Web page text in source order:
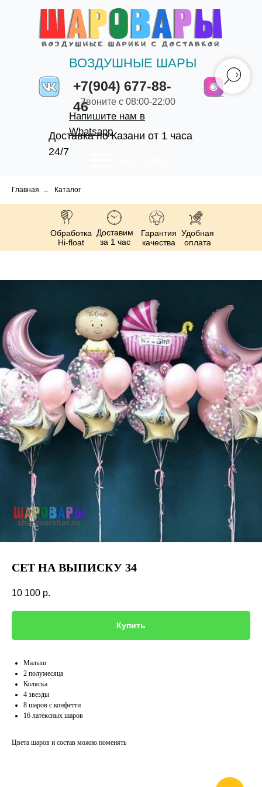
+7(904) 677-88-
46
ВОЗДУШНЫЕ ШАРЫ
Доставка по Казани от 1 часа
24/7
Звоните с 08:00-22:00
Напишите нам в
Whatsapp
Главная → Каталог
Обработка
Hi-float
Доставим
за 1 час
Гарантия
качества
Удобная
оплата
СЕТ НА ВЫПИСКУ 34
10 100 р.
Купить
Малыш
2 полумесяца
Коляска
4 звезды
8 шаров с конфетти
16 латексных шаров
Цвета шаров и состав можно поменять